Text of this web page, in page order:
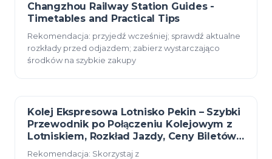
23 grudnia 2025
Changzhou Railway Station Guides -
Timetables and Practical Tips
Rekomendacja: przyjedź wcześniej; sprawdź aktualne
rozkłady przed odjazdem; zabierz wystarczająco
środków na szybkie zakupy
23 grudnia 2025
Kolej Ekspresowa Lotnisko Pekin – Szybki
Przewodnik po Połączeniu Kolejowym z
Lotniskiem, Rozkład Jazdy, Ceny Biletów i
Wskazówki
Rekomendacja: Skorzystaj z